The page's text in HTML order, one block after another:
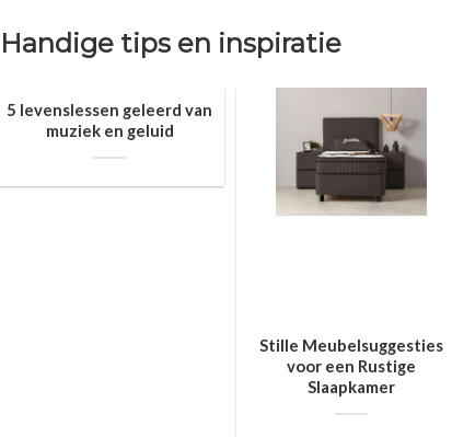
Handige tips en inspiratie
5 levenslessen geleerd van
muziek en geluid
Stille Meubelsuggesties
voor een Rustige
Slaapkamer